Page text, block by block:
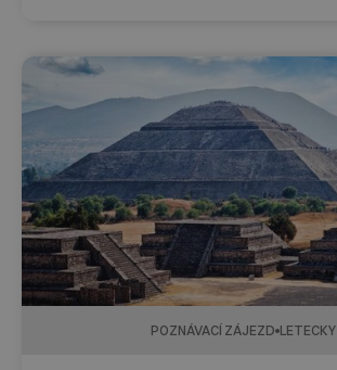
POZNÁVACÍ ZÁJEZD LETECKY